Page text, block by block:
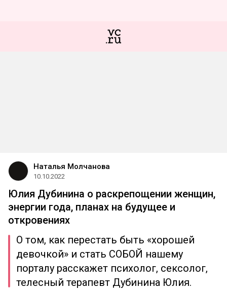
Наталья Молчанова
10.10.2022
Юлия Дубинина о раскрепощении женщин,
энергии года, планах на будущее и
откровениях
О том, как перестать быть «хорошей
девочкой» и стать СОБОЙ нашему
порталу расскажет психолог, сексолог,
телесный терапевт Дубинина Юлия.